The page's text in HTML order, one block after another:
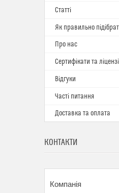
Статті
Як правильно
Про нас
Сертифікати та
Відгуки
Часті питання
Доставка та оплата
КОНТАКТИ